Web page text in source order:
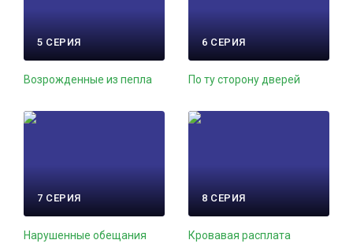
5 СЕРИЯ
Возрожденные из пепла
6 СЕРИЯ
По ту сторону дверей
7 СЕРИЯ
Нарушенные обещания
8 СЕРИЯ
Кровавая расплата